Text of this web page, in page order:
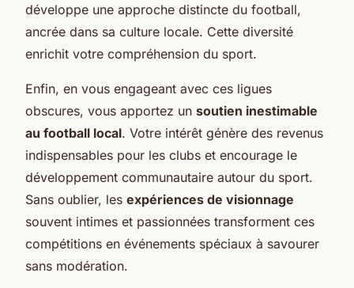
développe une approche distincte du football,
ancrée dans sa culture locale. Cette diversité
enrichit votre compréhension du sport.
Enfin, en vous engageant avec ces ligues
obscures, vous apportez un soutien inestimable
au football local. Votre intérêt génère des revenus
indispensables pour les clubs et encourage le
développement communautaire autour du sport.
Sans oublier, les expériences de visionnage
souvent intimes et passionnées transforment ces
compétitions en événements spéciaux à savourer
sans modération.